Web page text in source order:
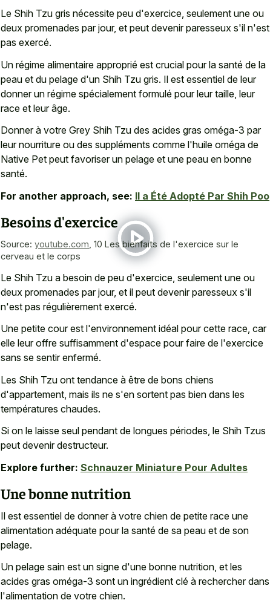
Le Shih Tzu gris nécessite peu d'exercice, seulement une ou
deux promenades par jour, et peut devenir paresseux s'il n'est
pas exercé.
Un régime alimentaire approprié est crucial pour la santé de la
peau et du pelage d'un Shih Tzu gris. Il est essentiel de leur
donner un régime spécialement formulé pour leur taille, leur
race et leur âge.
Donner à votre Grey Shih Tzu des acides gras oméga-3 par
leur nourriture ou des suppléments comme l'huile oméga de
Native Pet peut favoriser un pelage et une peau en bonne
santé.
For another approach, see: Il a Été Adopté Par Shih Poo
Besoins d'exercice
Source: youtube.com 10 Les bienfaits de l'exercice sur le
cerveau et le corps
Le Shih Tzu a besoin de peu d'exercice, seulement une ou
deux promenades par jour, et il peut devenir paresseux s'il
n'est pas régulièrement exercé.
Une petite cour est l'environnement idéal pour cette race, car
elle leur offre suffisamment d'espace pour faire de l'exercice
sans se sentir enfermé.
Les Shih Tzu ont tendance à être de bons chiens
d'appartement, mais ils ne s'en sortent pas bien dans les
températures chaudes.
Si on le laisse seul pendant de longues périodes, le Shih Tzus
peut devenir destructeur.
Explore further: Schnauzer Miniature Pour Adultes
Une bonne nutrition
Il est essentiel de donner à votre chien de petite race une
alimentation adéquate pour la santé de sa peau et de son
pelage.
Un pelage sain est un signe d'une bonne nutrition, et les
acides gras oméga-3 sont un ingrédient clé à rechercher dans
l'alimentation de votre chien.